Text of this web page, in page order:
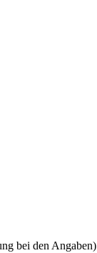
bei den Angaben)